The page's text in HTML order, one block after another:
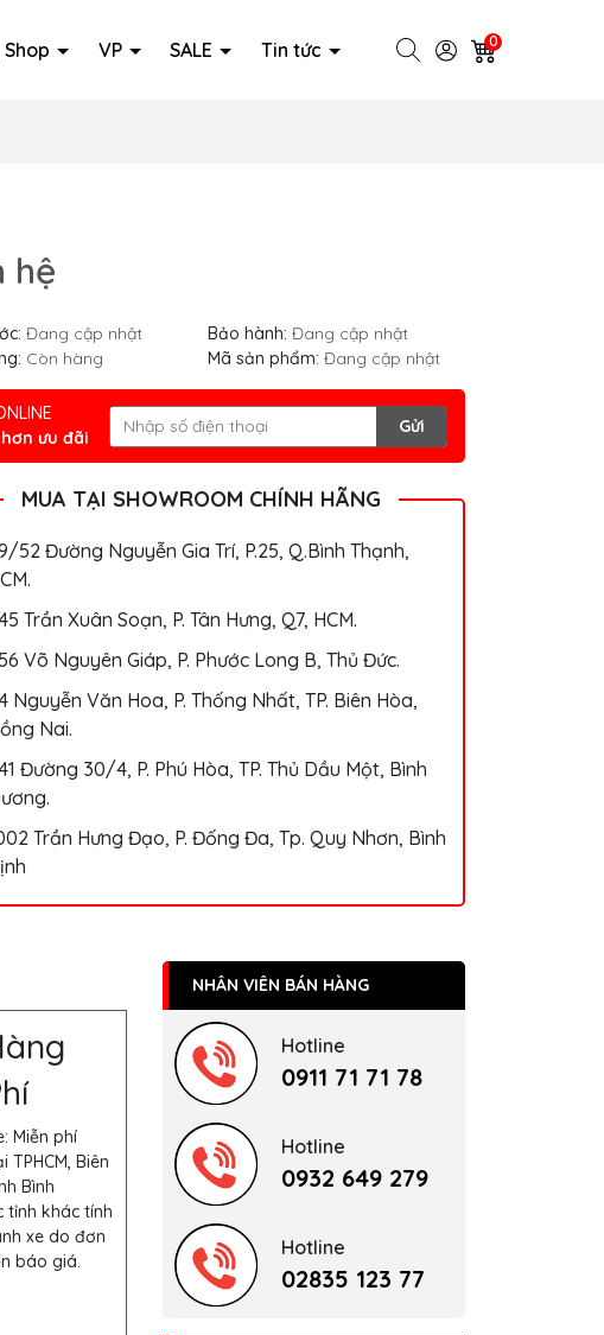
VP SALE Tin tức 0
hệ
Đang cập nhật Bảo hành: Đang cập nhật
Còn hàng Mã sản phẩm: Đang cập nhật
hơn ưu đãi
Gửi
MUA TẠI SHOWROOM CHÍNH HÃNG
52 Đường Nguyễn Gia Trí, P.25, Q.Bình Thạnh,
Trần Xuân Soạn, P. Tân Hưng, Q7, HCM.
Võ Nguyên Giáp, P. Phước Long B, Thủ Đức.
Nguyễn Văn Hoa, P. Thống Nhất, TP. Biên Hòa,
Nai.
Đường 30/4, P. Phú Hòa, TP. Thủ Dầu Một, Bình
Trần Hưng Đạo, P. Đống Đa, Tp. Quy Nhơn, Bình
Miễn phí
Biên
Bình
tỉnh khác tính
xe do đơn
báo giá.
NHÂN VIÊN BÁN HÀNG
Hotline
0911 71 71 78
Hotline
0932 649 279
Hotline
02835 123 77